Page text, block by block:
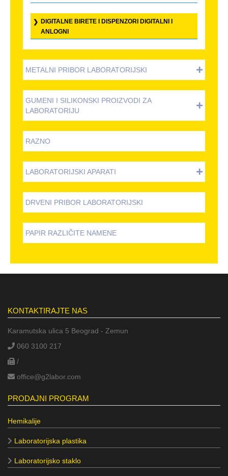
DIGITALNE BIRETE I DISPENZORI DIGITALNI I
ANLOGNI
METALNI PRIBOR LABORATORIJSKI
GUMENI I SILIKONSKI PROIZVODI ZA
LABORATORIJU
RAZNO
LABORATORIJSKI APARATI
DRVENI PRIBOR LABORATORIJSKI
PAPIR RAZLIČITE NAMENE
KONTAKTIRAJTE NAS
Karamutska ulica 5 Beograd - Zemun
060 3100 217
/
office@g2labor.com
PRODAJNI PROGRAM
Hemikalije
Laboratorijska plastika
Laboratorijsko staklo